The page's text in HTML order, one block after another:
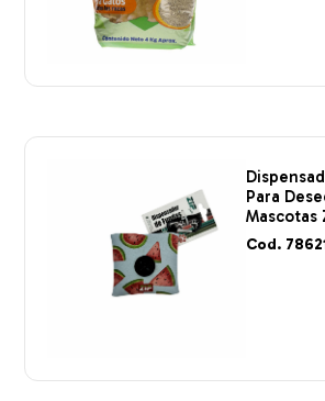
Para
Mascotas
Cod.